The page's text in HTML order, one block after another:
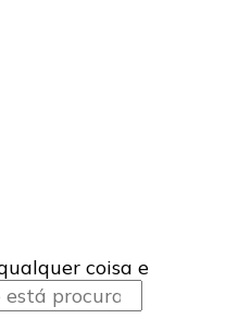
coisa e